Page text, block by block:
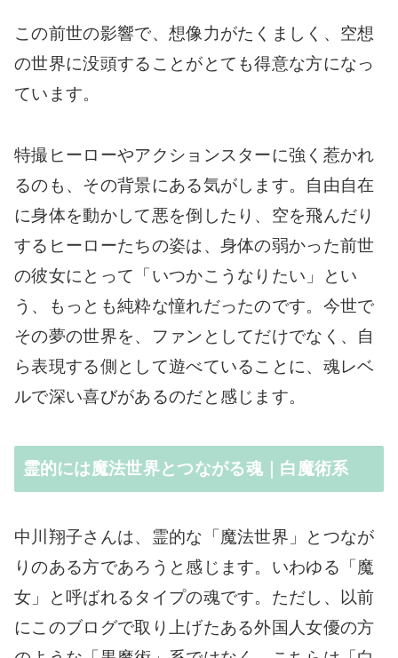
この前世の影響で、想像力がたくましく、空想
の世界に没頭することがとても得意な方になっ
ています。
特撮ヒーローやアクションスターに強く惹かれ
るのも、その背景にある気がします。自由自在
に身体を動かして悪を倒したり、空を飛んだり
するヒーローたちの姿は、身体の弱かった前世
の彼女にとって「いつかこうなりたい」とい
う、もっとも純粋な憧れだったのです。今世で
その夢の世界を、ファンとしてだけでなく、自
ら表現する側として遊べていることに、魂レベ
ルで深い喜びがあるのだと感じます。
霊的には魔法世界とつながる魂｜白魔術系
中川翔子さんは、霊的な「魔法世界」とつなが
りのある方であろうと感じます。いわゆる「魔
女」と呼ばれるタイプの魂です。ただし、以前
にこのブログで取り上げたある外国人女優の方